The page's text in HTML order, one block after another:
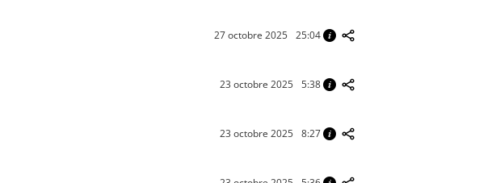
27 octobre 2025 25:04
23 octobre 2025 5:38
23 octobre 2025 8:27